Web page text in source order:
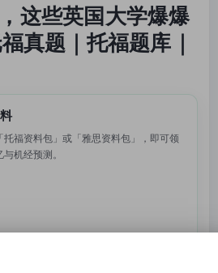
这些英国大学爆爆
真题｜托福题库｜
福资料包」或「雅思资料包」，即可领
机经预测。